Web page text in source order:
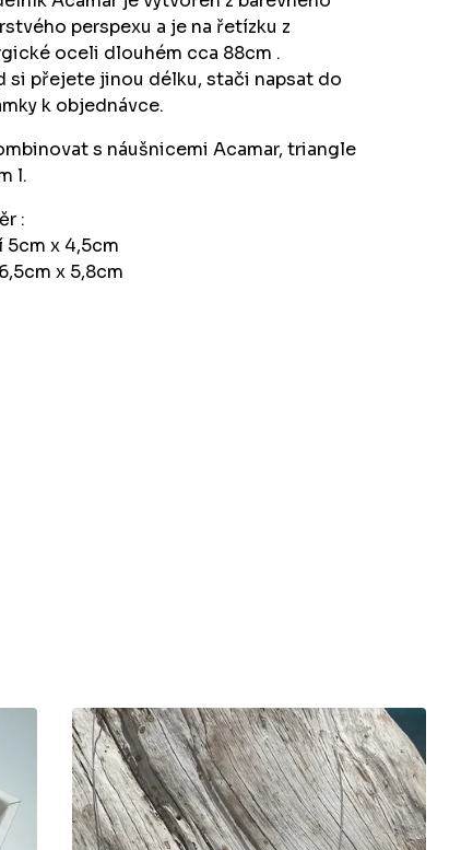
perspexu a je na řetízku z
oceli dlouhém cca 88cm .
si přejete jinou délku, stači napsat do
k objednávce.
s náušnicemi Acamar, triangle
l.
:
5cm x 4,5cm
x 5,8cm